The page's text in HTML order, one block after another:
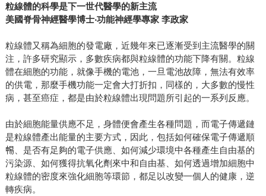
粒線體的科學是下一世代醫學的新主流
美國脊骨神經醫學博士‧功能神經學專家 李政家
粒線體⼜稱為細胞的發電廠，近幾年來已逐漸受到主流醫學的關
注，許多研究顯⽰，多數疾病都與粒線體的功能下降有關。粒線
體在細胞的功能，就像⼿機的電池，一旦電池故障，無法有效率
的供電，那麼⼿機功能⼀定會⼤打折扣，同樣的，⼤多數的慢性
病，甚⾄癌症，都是由於粒線體出現問題所引起的⼀系列反應。
由於細胞能量供應不⾜，身體便會產⽣各種問題，而電⼦傳遞鏈
是粒線體產出能量的主要⽅式，因此，包括如何確保電⼦傳遞順
𣈱、是否有⾜夠的電⼦供應、如何減少環境中各種產⽣⾃由基的
污染源、如何獲得抗氧化劑來中和⾃由基、如何透過增加細胞中
粒線體的密度來強化細胞等環節，都⾜以改變⼀個⼈的健康，逆
轉疾病。